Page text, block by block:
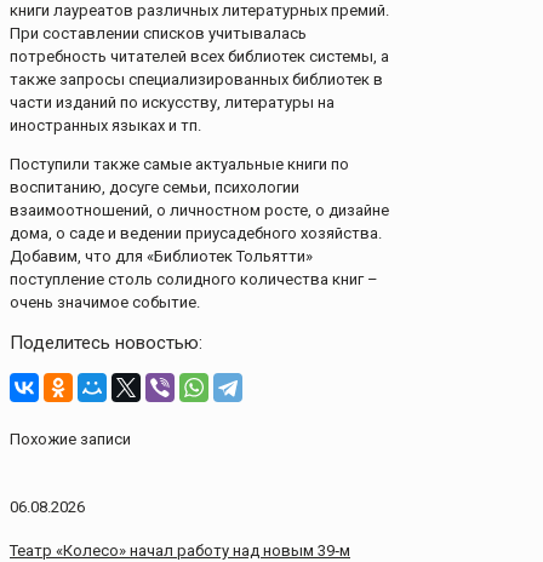
книги лауреатов различных литературных премий.
При составлении списков учитывалась
потребность читателей всех библиотек системы, а
также запросы специализированных библиотек в
части изданий по искусству, литературы на
иностранных языках и тп.
Поступили также самые актуальные книги по
воспитанию, досуге семьи, психологии
взаимоотношений, о личностном росте, о дизайне
дома, о саде и ведении приусадебного хозяйства.
Добавим, что для «Библиотек Тольятти»
поступление столь солидного количества книг –
очень значимое событие.
Поделитесь новостью:
Похожие записи
06.08.2026
Театр «Колесо» начал работу над новым 39‑м